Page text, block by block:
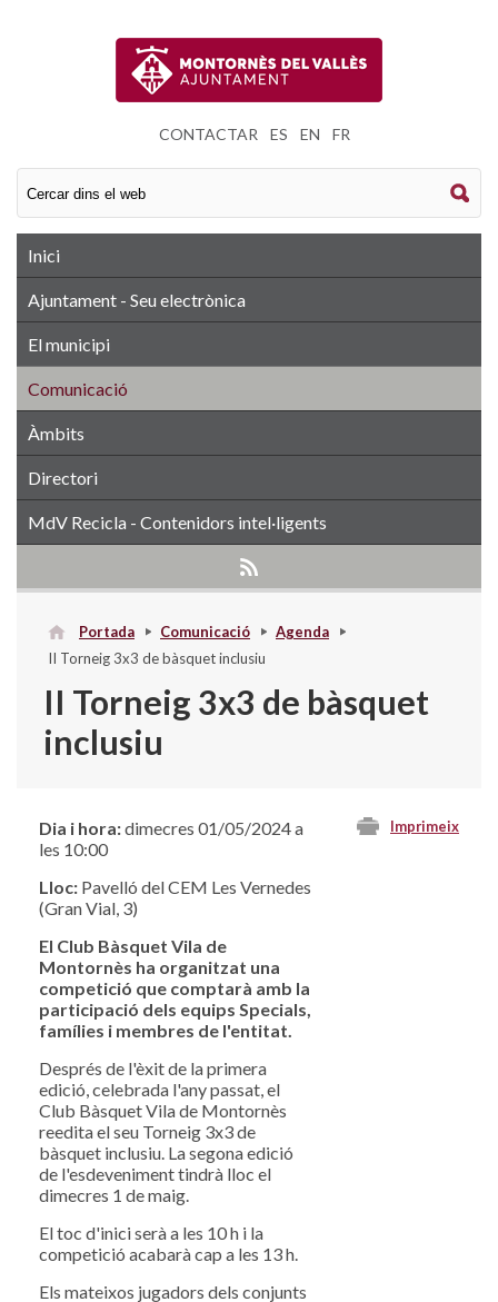
CONTACTAR ES EN FR
Inici
Ajuntament - Seu electrònica
El municipi
Comunicació
Àmbits
Directori
MdV Recicla - Contenidors intel·ligents
Portada Comunicació
Agenda
II Torneig 3x3 de bàsquet inclusiu
II Torneig 3x3 de bàsquet
inclusiu
Imprimeix
Dia i hora:dimecres 01/05/2024 a
les 10:00
Lloc: Pavelló del CEM Les Vernedes
(Gran Vial, 3)
El Club Bàsquet Vila de
Montornès ha organitzat una
competició que comptarà amb la
participació dels equips Specials,
famílies i membres de l'entitat.
Després de l'èxit de la primera
edició, celebrada l'any passat, el
Club Bàsquet Vila de Montornès
reedita el seu Torneig 3x3 de
bàsquet inclusiu. La segona edició
de l'esdeveniment tindrà lloc el
dimecres 1 de maig.
El toc d'inici serà a les 10 h i la
competició acabarà cap a les 13 h.
Els mateixos jugadors dels conjunts